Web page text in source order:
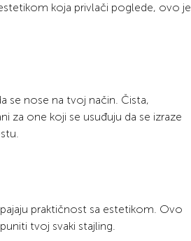
koja privlači poglede, ovo je
se nose na tvoj način. Čista,
za one koji se usuđuju da se izraze
praktičnost sa estetikom. Ovo
tvoj svaki stajling.